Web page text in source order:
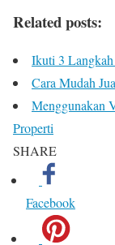
Related posts:
Ikuti 3
Cara Mudah
Menggunakan
Properti
SHARE
Facebook